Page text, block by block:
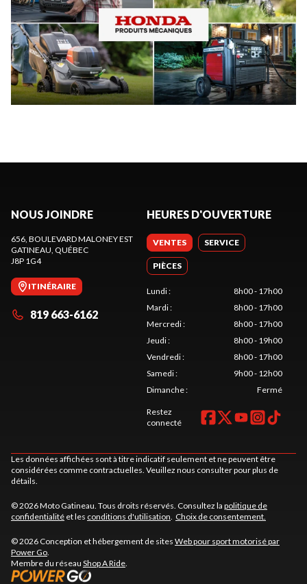
NOUS JOINDRE
656, BOULEVARD MALONEY EST
GATINEAU, QUÉBEC
J8P 1G4
ITINÉRAIRE
819 663-6162
HEURES D'OUVERTURE
VENTES SERVICE
PIÈCES
Lundi:
8h00 - 17h00
Mardi:
8h00 - 17h00
Mercredi:
8h00 - 17h00
Jeudi:
8h00 - 19h00
Vendredi:
8h00 - 17h00
Samedi:
9h00 - 12h00
Dimanche: Fermé
Restez
connecté
Les données affichées sont à titre indicatif seulement et ne peuvent être
considérées comme contractuelles. Veuillez nous consulter pour plus de
détails.
© 2026 Moto Gatineau. Tous droits réservés. Consultez la politique de
confidentialité et les conditions d'utilisation. Choix de consentement.
© 2026 Conception et hébergement de sites Web pour sport motorisé par
Power Go.
Membre du réseau Shop A Ride.